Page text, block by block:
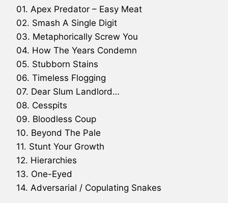
01. Apex Predator – Easy Meat
02. Smash A Single Digit
03. Metaphorically Screw You
04. How The Years Condemn
05. Stubborn Stains
06. Timeless Flogging
07. Dear Slum Landlord…
08. Cesspits
09. Bloodless Coup
10. Beyond The Pale
11. Stunt Your Growth
12. Hierarchies
13. One-Eyed
14. Adversarial / Copulating Snakes